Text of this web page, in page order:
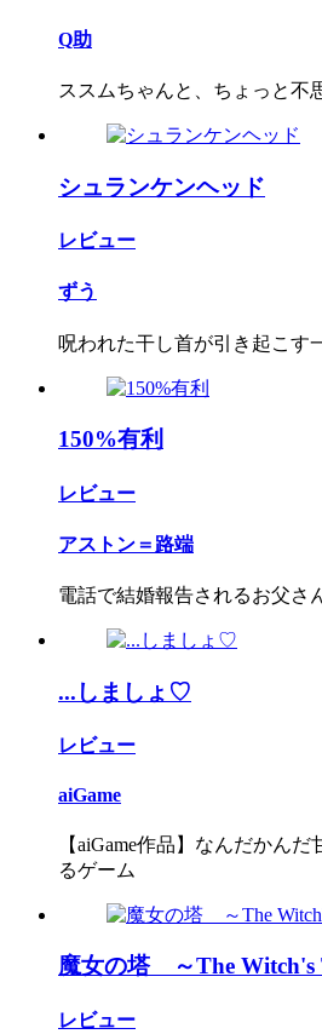
Q助
ススムちゃんと、ちょっと不
シュランケンヘッド
レビュー
ずう
呪われた干し首が引き起こす
150%有利
レビュー
アストン＝路端
電話で結婚報告されるお父さ
...しましょ♡
レビュー
aiGame
【aiGame作品】なんだかん
るゲーム
魔女の塔 ～The Witch's
レビュー